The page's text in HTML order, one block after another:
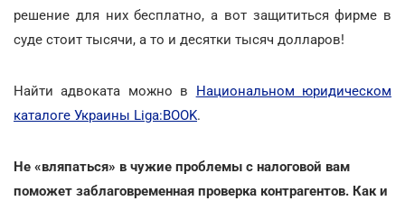
решение для них бесплатно, а вот защититься фирме в
суде стоит тысячи, а то и десятки тысяч долларов!
Найти адвоката можно в Национальном юридическом
каталоге Украины Liga:BOOK.
Не «вляпаться» в чужие проблемы с налоговой вам
поможет заблаговременная проверка контрагентов. Как и